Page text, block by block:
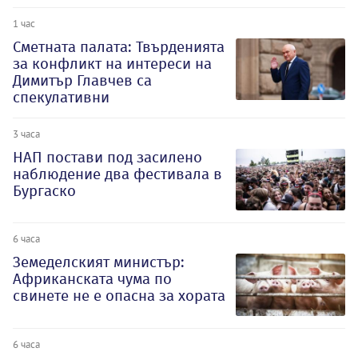
1 час
Сметната палата: Твърденията
за конфликт на интереси на
Димитър Главчев са
спекулативни
3 часа
НАП постави под засилено
наблюдение два фестивала в
Бургаско
6 часа
Земеделският министър:
Африканската чума по
свинете не е опасна за хората
6 часа